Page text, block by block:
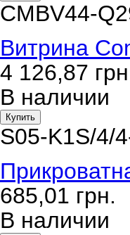
CMBV44-
Витрина
4 126,87
В наличии
Купить
S05-K1S/4/
685,01 грн.
В наличии